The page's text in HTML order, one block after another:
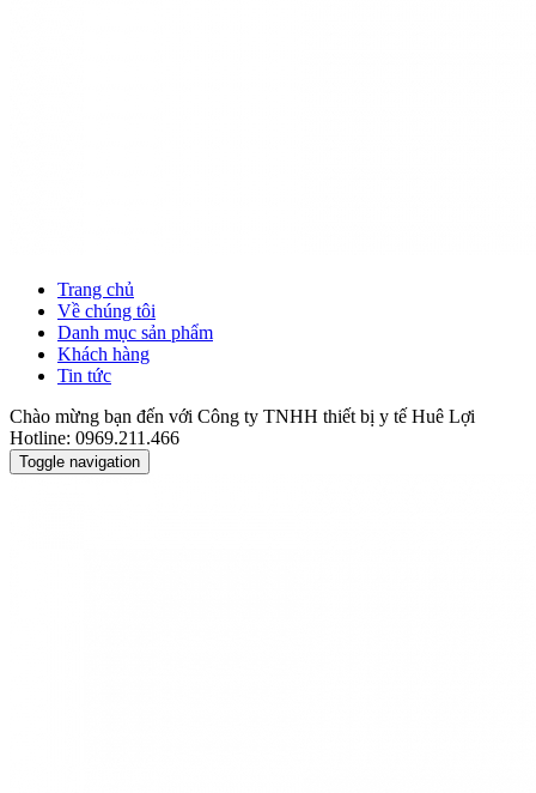
Trang chủ
Về chúng tôi
Danh mục sản phẩm
Khách hàng
Tin tức
Chào mừng bạn đến với Công ty TNHH thiết bị y tế Huê Lợi
Hotline: 0969.211.466
Toggle navigation